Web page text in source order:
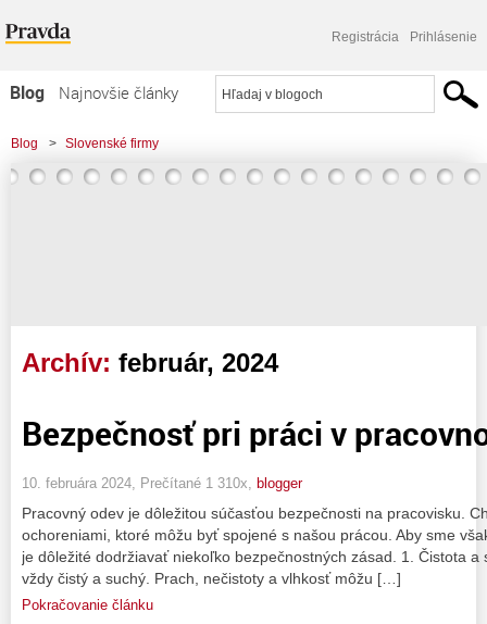
Registrácia Prihlásenie
Blog
Najnovšie články
Najčítanejšie články
Najkomentovanejšie články
Blog > Slovenské firmy
Archív: február, 2024
Bezpečnosť pri práci v
10. februára 2024, Prečítané 1 310x, blogger
Pracovný odev je dôležitou súčasťou bezpečnosti na pracovisku.
ochoreniami, ktoré môžu byť spojené s našou prácou. Aby sme
je dôležité dodržiavať niekoľko bezpečnostných zásad. 1. Čistota
vždy čistý a suchý. Prach, nečistoty a vlhkosť môžu […]
Pokračovanie článku